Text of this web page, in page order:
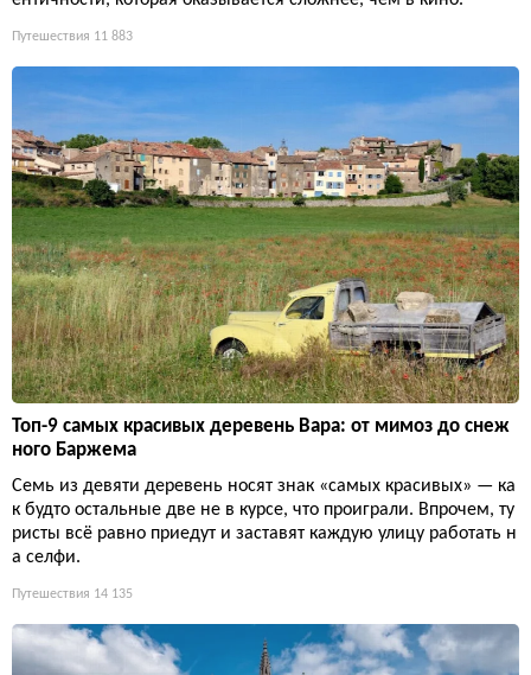
Путешествия 11 883
Топ-9 самых красивых деревень Вара: от мимоз до снеж
ного Баржема
Семь из девяти деревень носят знак «самых красивых» — ка
к будто остальные две не в курсе, что проиграли. Впрочем, ту
ристы всё равно приедут и заставят каждую улицу работать н
а селфи.
Путешествия 14 135